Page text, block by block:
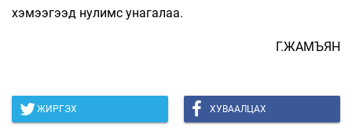
хэмээгээд нулимс унагалаа.
Г.ЖАМЪЯН
ЖИРГЭХ ХУВААЛЦАХ